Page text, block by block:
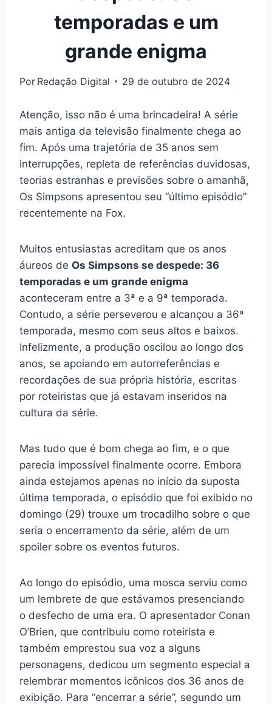
temporadas e um
grande enigma
Por Redação Digital 29 de outubro de 2024
Atenção, isso não é uma brincadeira! A série
mais antiga da televisão finalmente chega ao
fim. Após uma trajetória de 35 anos sem
interrupções, repleta de referências duvidosas,
teorias estranhas e previsões sobre o amanhã,
Os Simpsons apresentou seu “último episódio”
recentemente na Fox.
Muitos entusiastas acreditam que os anos
áureos de Os Simpsons se despede: 36
temporadas e um grande enigma
aconteceram entre a 3ª e a 9ª temporada.
Contudo, a série perseverou e alcançou a 36ª
temporada, mesmo com seus altos e baixos.
Infelizmente, a produção oscilou ao longo dos
anos, se apoiando em autorreferências e
recordações de sua própria história, escritas
por roteiristas que já estavam inseridos na
cultura da série.
Mas tudo que é bom chega ao fim, e o que
parecia impossível finalmente ocorre. Embora
ainda estejamos apenas no início da suposta
última temporada, o episódio que foi exibido no
domingo (29) trouxe um trocadilho sobre o que
seria o encerramento da série, além de um
spoiler sobre os eventos futuros.
Ao longo do episódio, uma mosca serviu como
um lembrete de que estávamos presenciando
o desfecho de uma era. O apresentador Conan
O’Brien, que contribuiu como roteirista e
também emprestou sua voz a alguns
personagens, dedicou um segmento especial a
relembrar momentos icônicos dos 36 anos de
exibição. Para “encerrar a série”, segundo um